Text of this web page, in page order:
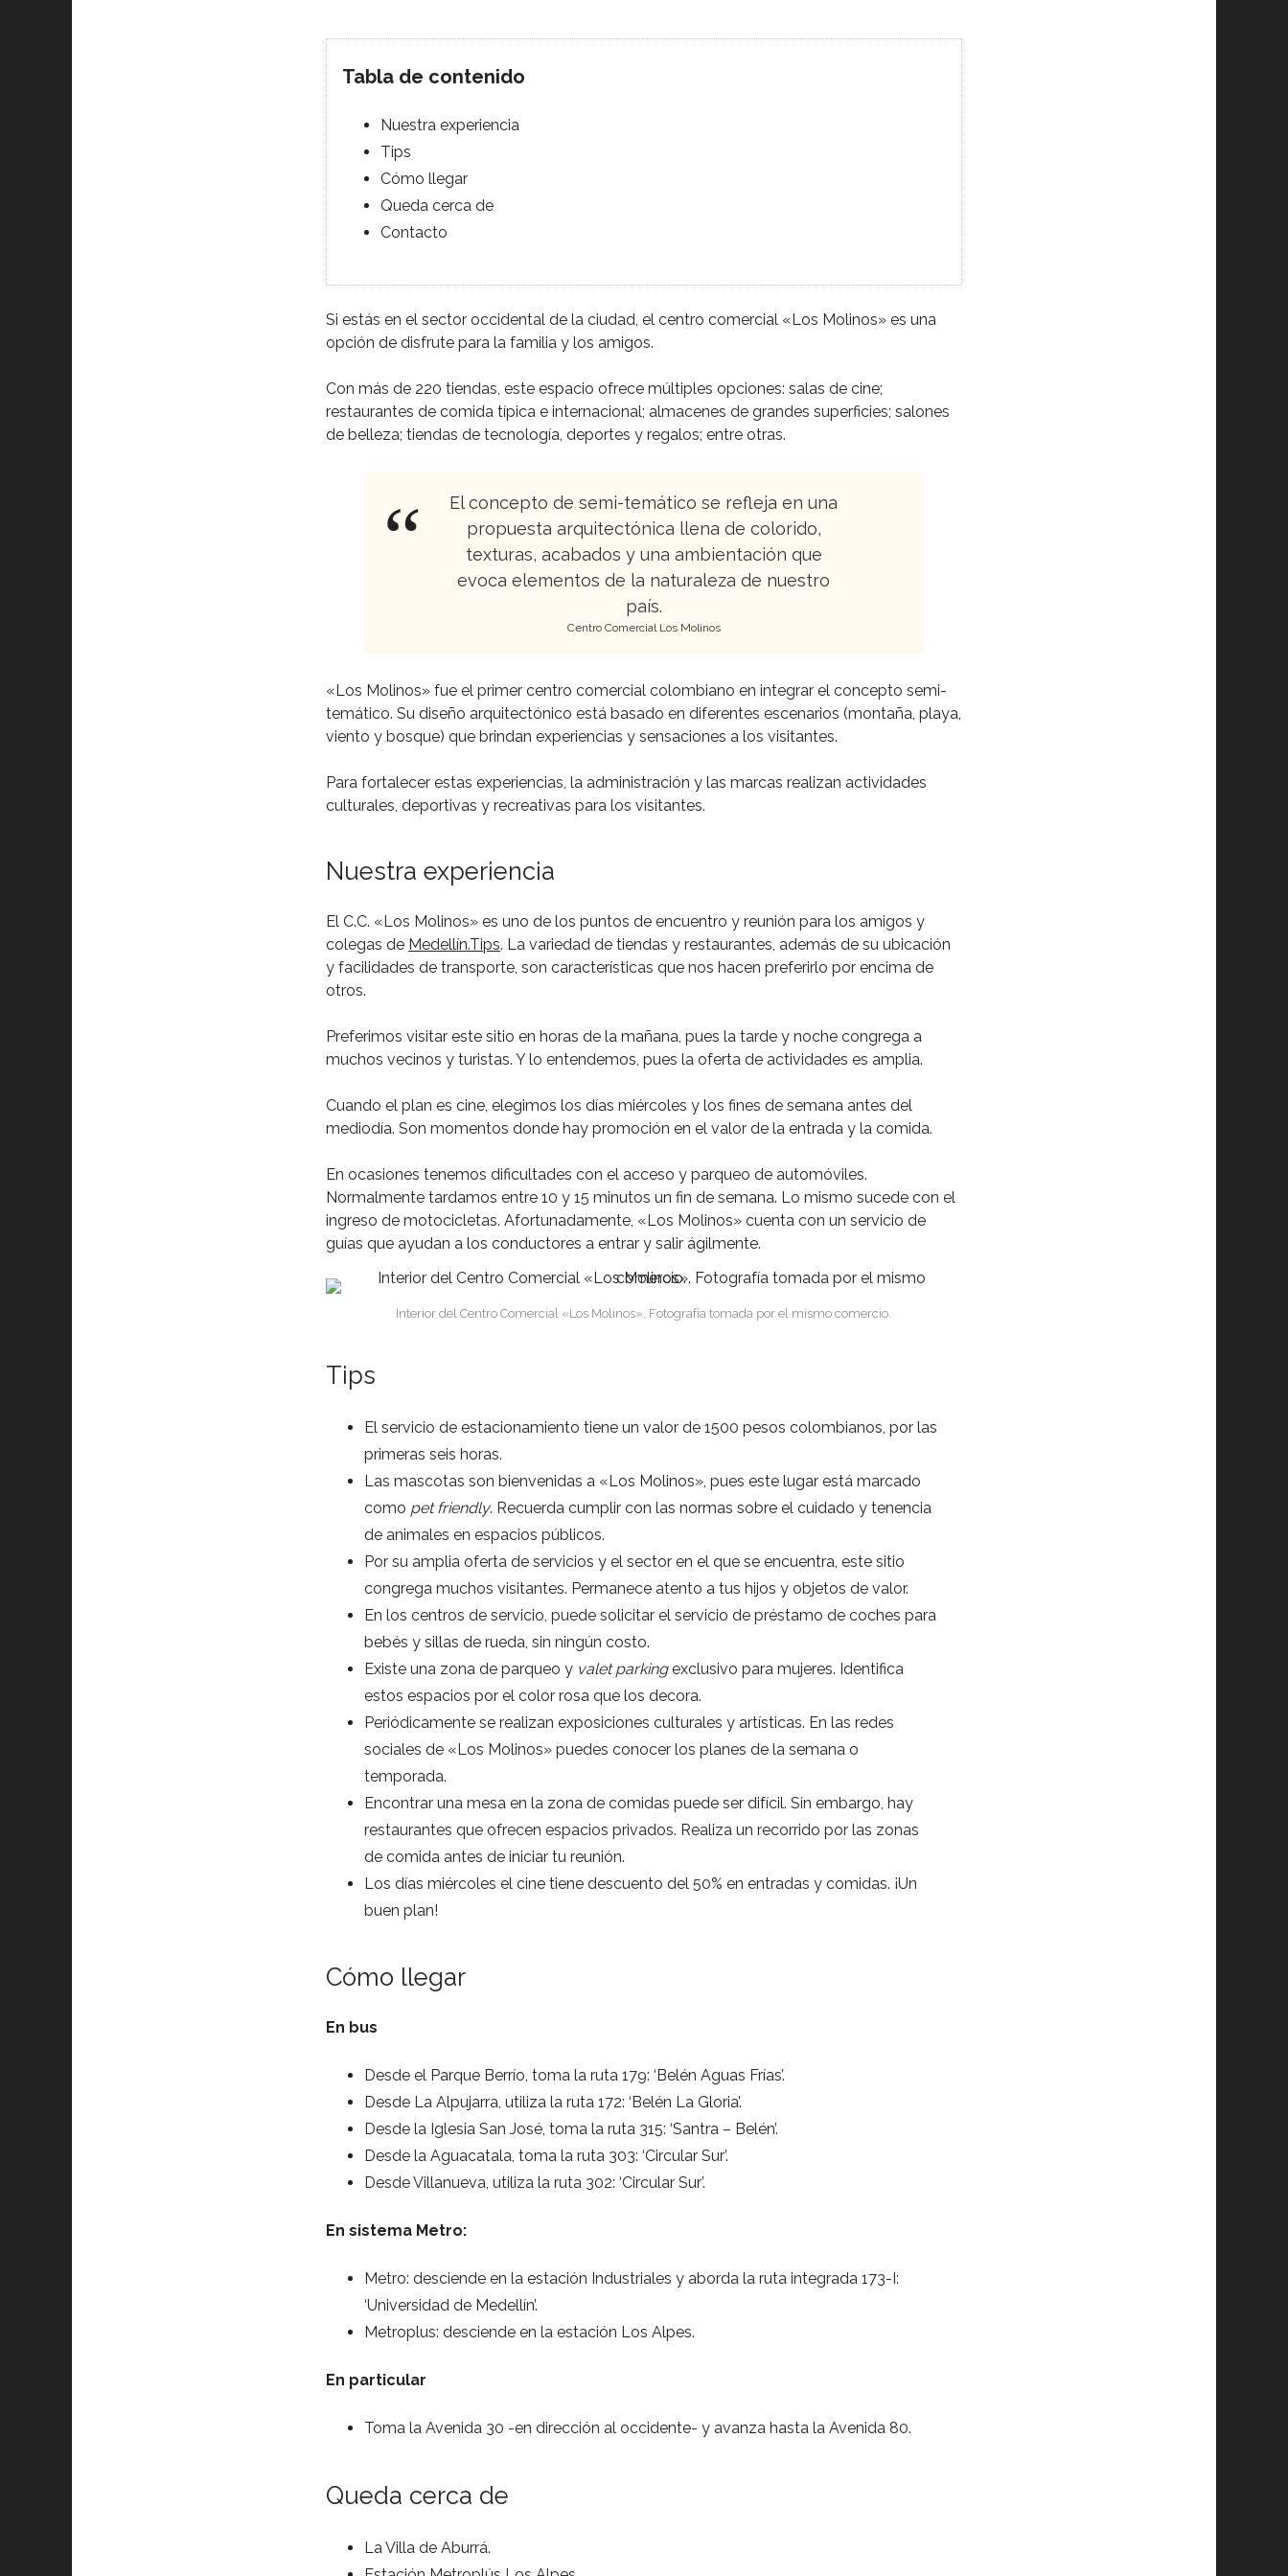
Tabla de contenido
Nuestra experiencia
Tips
Cómo llegar
Queda cerca de
Contacto
Si estás en el sector occidental de la ciudad, el centro comercial «Los Molinos» es una
opción de disfrute para la familia y los amigos.
Con más de 220 tiendas, este espacio ofrece múltiples opciones: salas de cine;
restaurantes de comida típica e internacional; almacenes de grandes superficies; salones
de belleza; tiendas de tecnología, deportes y regalos; entre otras.
El concepto de semi-temático se refleja en una
propuesta arquitectónica llena de colorido,
texturas, acabados y una ambientación que
evoca elementos de la naturaleza de nuestro
país.
Centro Comercial Los Molinos
«Los Molinos» fue el primer centro comercial colombiano en integrar el concepto semi-
temático. Su diseño arquitectónico está basado en diferentes escenarios (montaña, playa,
viento y bosque) que brindan experiencias y sensaciones a los visitantes.
Para fortalecer estas experiencias, la administración y las marcas realizan actividades
culturales, deportivas y recreativas para los visitantes.
Nuestra experiencia
El C.C. «Los Molinos» es uno de los puntos de encuentro y reunión para los amigos y
colegas de Medellín.Tips. La variedad de tiendas y restaurantes, además de su ubicación
y facilidades de transporte, son características que nos hacen preferirlo por encima de
otros.
Preferimos visitar este sitio en horas de la mañana, pues la tarde y noche congrega a
muchos vecinos y turistas. Y lo entendemos, pues la oferta de actividades es amplia.
Cuando el plan es cine, elegimos los días miércoles y los fines de semana antes del
mediodía. Son momentos donde hay promoción en el valor de la entrada y la comida.
En ocasiones tenemos dificultades con el acceso y parqueo de automóviles.
Normalmente tardamos entre 10 y 15 minutos un fin de semana. Lo mismo sucede con el
ingreso de motocicletas. Afortunadamente, «Los Molinos» cuenta con un servicio de
guías que ayudan a los conductores a entrar y salir ágilmente.
Interior del Centro Comercial «Los Molinos». Fotografía tomada por el mismo comercio.
Tips
El servicio de estacionamiento tiene un valor de 1500 pesos colombianos, por las
primeras seis horas.
Las mascotas son bienvenidas a «Los Molinos», pues este lugar está marcado
como pet friendly. Recuerda cumplir con las normas sobre el cuidado y tenencia
de animales en espacios públicos.
Por su amplia oferta de servicios y el sector en el que se encuentra, este sitio
congrega muchos visitantes. Permanece atento a tus hijos y objetos de valor.
En los centros de servicio, puede solicitar el servicio de préstamo de coches para
bebés y sillas de rueda, sin ningún costo.
Existe una zona de parqueo y valet parkingexclusivo para mujeres. Identifica
estos espacios por el color rosa que los decora.
Periódicamente se realizan exposiciones culturales y artísticas. En las redes
sociales de «Los Molinos» puedes conocer los planes de la semana o
temporada.
Encontrar una mesa en la zona de comidas puede ser difícil. Sin embargo, hay
restaurantes que ofrecen espacios privados. Realiza un recorrido por las zonas
de comida antes de iniciar tu reunión.
Los días miércoles el cine tiene descuento del 50% en entradas y comidas. ¡Un
buen plan!
Cómo llegar
En bus
Desde el Parque Berrío, toma la ruta 179: ‘Belén Aguas Frías’.
Desde La Alpujarra, utiliza la ruta 172: ‘Belén La Gloria’.
Desde la Iglesia San José, toma la ruta 315: ‘Santra – Belén’.
Desde la Aguacatala, toma la ruta 303: ‘Circular Sur’.
Desde Villanueva, utiliza la ruta 302: ‘Circular Sur’.
En sistema Metro:
Metro: desciende en la estación Industriales y aborda la ruta integrada 173-I:
‘Universidad de Medellín’.
Metroplus: desciende en la estación Los Alpes.
En particular
Toma la Avenida 30 -en dirección al occidente- y avanza hasta la Avenida 80.
Queda cerca de
La Villa de Aburrá.